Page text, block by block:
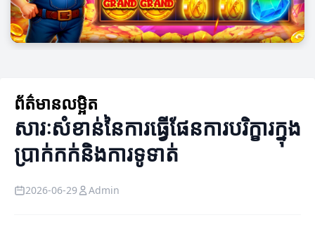
ព័ត៌មានលម្អិត
សារៈសំខាន់នៃការធ្វើផែនការបរិក្ខារ​ក្នុង
ប្រាក់កក់និងការទូទាត់
2026-06-29 Admin